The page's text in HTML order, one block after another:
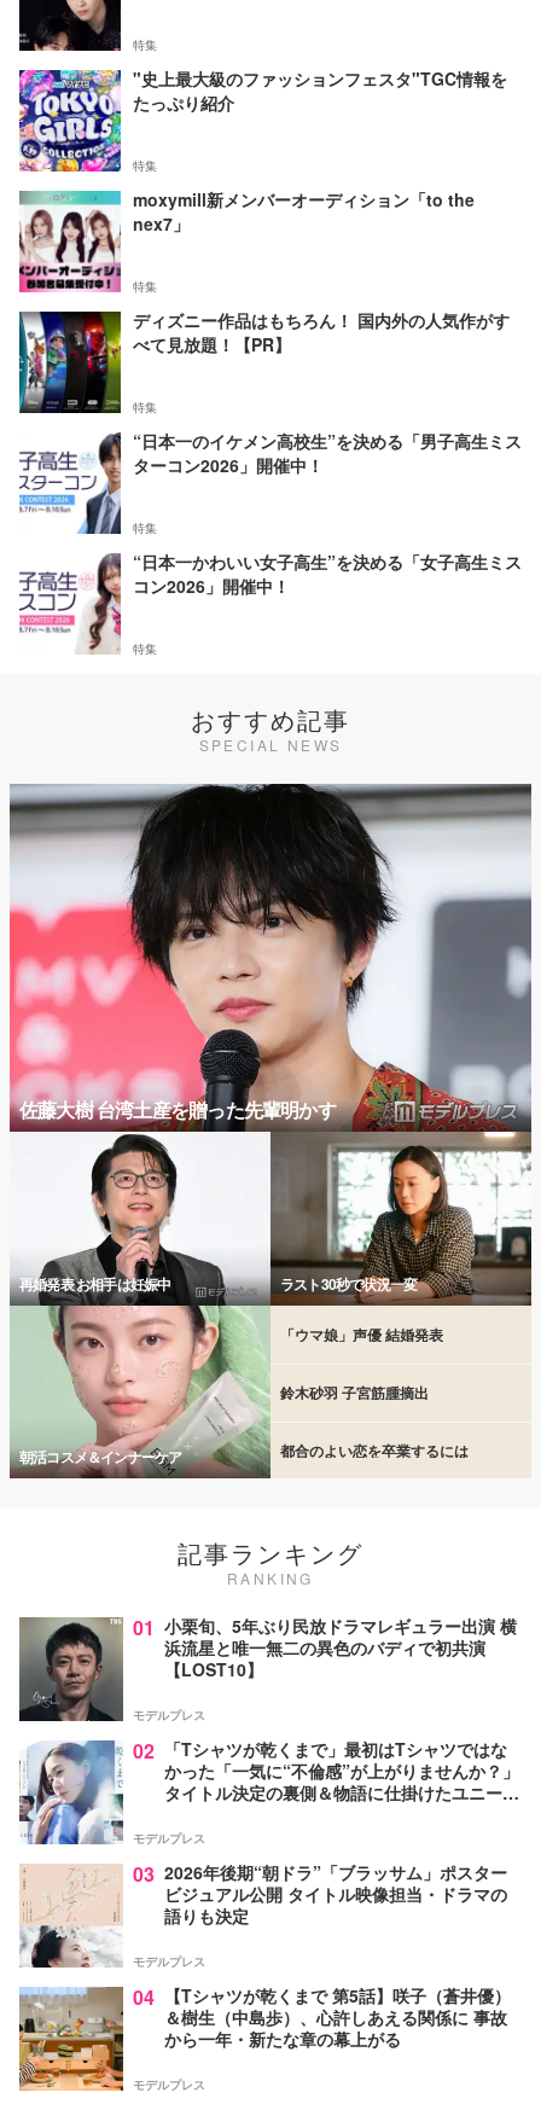
特集
"史上最大級のファッションフェスタ"TGC情報を
たっぷり紹介
特集
moxymill新メンバーオーディション「to the
nex7」
特集
ディズニー作品はもちろん！ 国内外の人気作がす
べて見放題！【PR】
特集
“日本一のイケメン高校生”を決める「男子高生ミス
ターコン2026」開催中！
特集
“日本一かわいい女子高生”を決める「女子高生ミス
コン2026」開催中！
特集
おすすめ記事
SPECIAL NEWS
佐藤大樹 台湾土産を贈った先輩明かす
再婚発表 お相手は妊娠中 ラスト30秒で状況一変
朝活コスメ＆インナーケア
「ウマ娘」声優 結婚発表
鈴木砂羽 子宮筋腫摘出
都合のよい恋を卒業するには
記事ランキング
RANKING
01 小栗旬、5年ぶり民放ドラマレギュラー出演 横
浜流星と唯一無二の異色のバディで初共演
【LOST10】
モデルプレス
02
「Tシャツが乾くまで」最初はTシャツではな
かった「一気に“不倫感”が上がりませんか？」
タイトル決定の裏側＆物語に仕掛けたユニーク
モデルプレス
03 2026年後期“朝ドラ”「ブラッサム」ポスター
ビジュアル公開 タイトル映像担当・ドラマの
語りも決定
モデルプレス
04
【Tシャツが乾くまで 第5話】咲子（蒼井優）
＆樹生（中島歩）、心許しあえる関係に 事故
から一年・新たな章の幕上がる
モデルプレス